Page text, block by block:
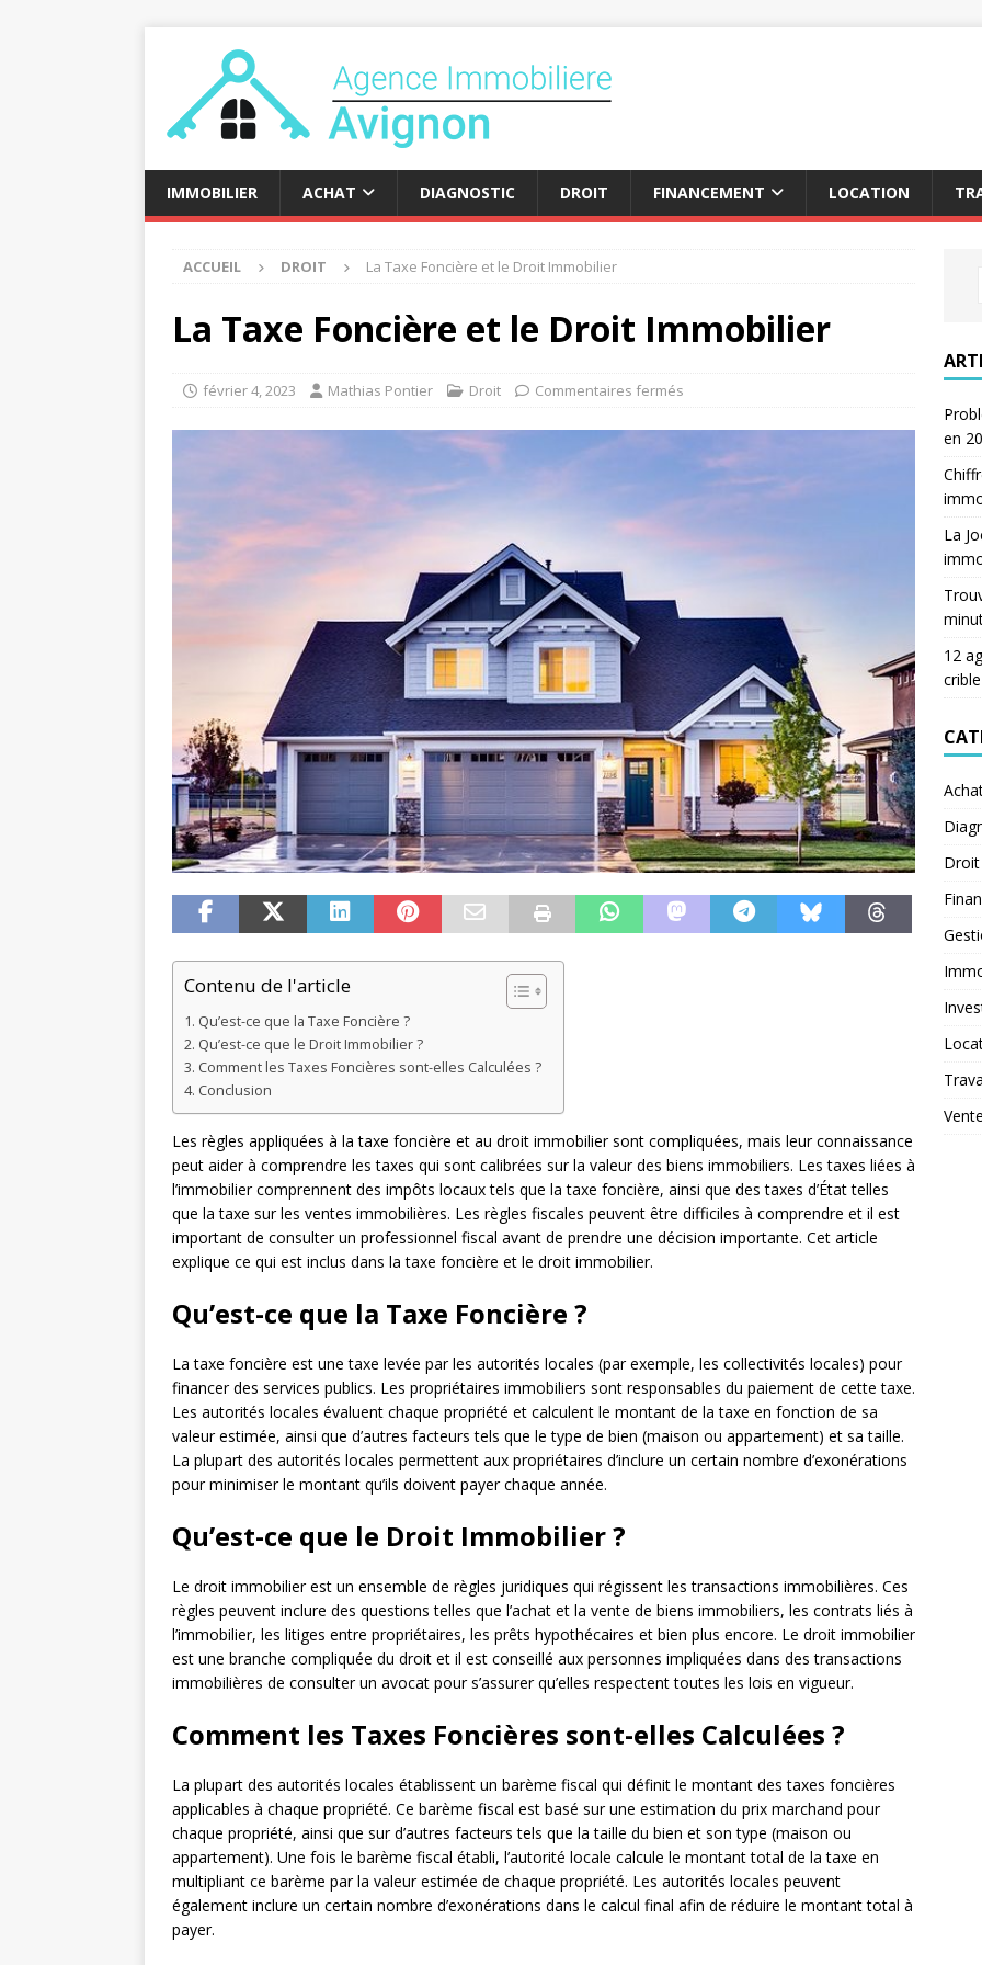
IMMOBILIER ACHAT DIAGNOSTIC DROIT FINANCEMENT LOCATION
ACCUEIL DROIT La Taxe Foncière et le Droit Immobilier
La Taxe Foncière et le Droit Immobilier
février 4, 2023 Mathias Pontier Droit Commentaires fermés
Contenu de l'article
Qu’est-ce que la Taxe Foncière ?
Qu’est-ce que le Droit Immobilier ?
Comment les Taxes Foncières sont-elles Calculées ?
Conclusion
Les règles appliquées à la taxe foncière et au droit immobilier sont compliquées, mais leur connaissance
peut aider à comprendre les taxes qui sont calibrées sur la valeur des biens immobiliers. Les taxes liées à
l’immobilier comprennent des impôts locaux tels que la taxe foncière, ainsi que des taxes d’État telles
que la taxe sur les ventes immobilières. Les règles fiscales peuvent être difficiles à comprendre et il est
important de consulter un professionnel fiscal avant de prendre une décision importante. Cet article
explique ce qui est inclus dans la taxe foncière et le droit immobilier.
Qu’est-ce que la Taxe Foncière ?
La taxe foncière est une taxe levée par les autorités locales (par exemple, les collectivités locales) pour
financer des services publics. Les propriétaires immobiliers sont responsables du paiement de cette taxe.
Les autorités locales évaluent chaque propriété et calculent le montant de la taxe en fonction de sa
valeur estimée, ainsi que d’autres facteurs tels que le type de bien (maison ou appartement) et sa taille.
La plupart des autorités locales permettent aux propriétaires d’inclure un certain nombre d’exonérations
pour minimiser le montant qu’ils doivent payer chaque année.
Qu’est-ce que le Droit Immobilier ?
Le droit immobilier est un ensemble de règles juridiques qui régissent les transactions immobilières. Ces
règles peuvent inclure des questions telles que l’achat et la vente de biens immobiliers, les contrats liés à
l’immobilier, les litiges entre propriétaires, les prêts hypothécaires et bien plus encore. Le droit immobilier
est une branche compliquée du droit et il est conseillé aux personnes impliquées dans des transactions
immobilières de consulter un avocat pour s’assurer qu’elles respectent toutes les lois en vigueur.
Comment les Taxes Foncières sont-elles Calculées ?
La plupart des autorités locales établissent un barème fiscal qui définit le montant des taxes foncières
applicables à chaque propriété. Ce barème fiscal est basé sur une estimation du prix marchand pour
chaque propriété, ainsi que sur d’autres facteurs tels que la taille du bien et son type (maison ou
appartement). Une fois le barème fiscal établi, l’autorité locale calcule le montant total de la taxe en
multipliant ce barème par la valeur estimée de chaque propriété. Les autorités locales peuvent
également inclure un certain nombre d’exonérations dans le calcul final afin de réduire le montant total à
payer.
en
La
12
crible
Droit
Vente